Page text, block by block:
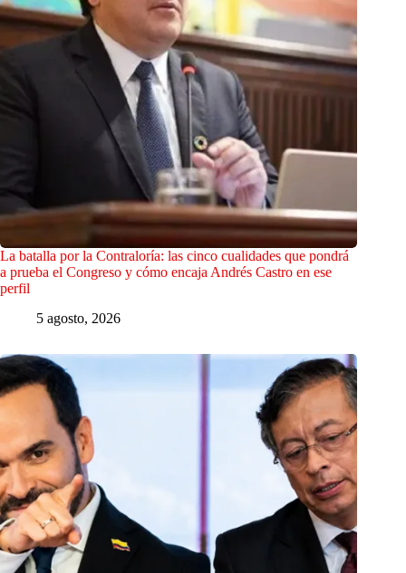
La batalla por la Contraloría: las cinco cualidades que pondrá
a prueba el Congreso y cómo encaja Andrés Castro en ese
perfil
5 agosto, 2026